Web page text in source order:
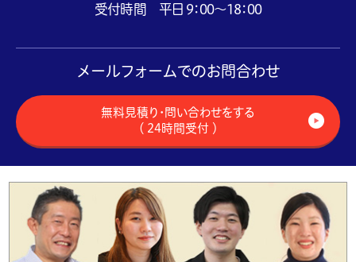
受付時間 平日 9：00～18：00
メールフォームでのお問合わせ
無料見積り・問い合わせをする
（ 24時間受付 ）